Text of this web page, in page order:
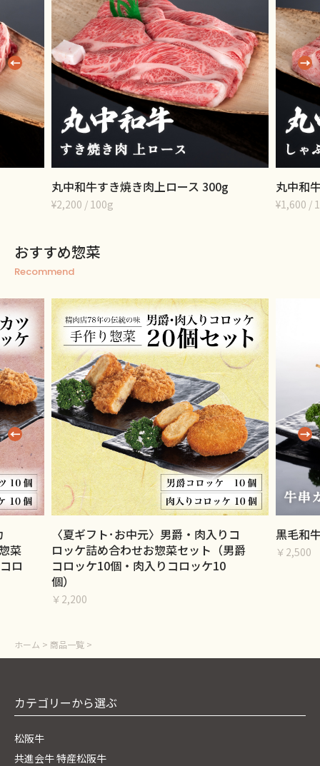
丸中和牛しゃぶしゃぶ肉ロース 300g
¥1,600 / 100g
丸中和
¥4,050 /
おすすめ惣菜
Recommend
爵
黒毛和牛ヒレ串カツ 5本
￥2,500
丸中特
個・ミ
ホーム > 商品一覧 >
カテゴリーから選ぶ
松阪牛
共進会牛 特産松阪牛